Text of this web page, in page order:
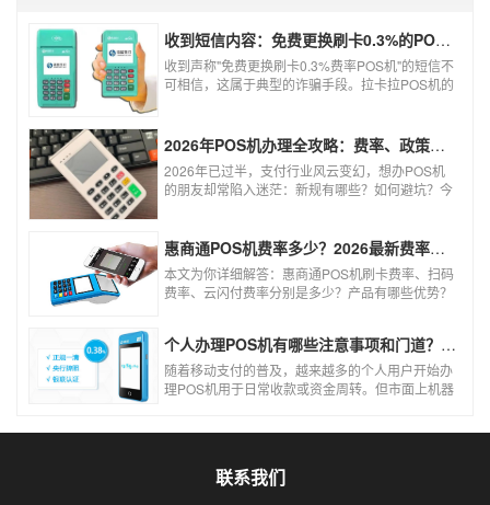
收到短信内容：免费更换刷卡0.3%的POS机，可以相信吗？
收到声称"免费更换刷卡0.3%费率POS机"的短信不
可相信，这属于典型的诈骗手段。拉卡拉POS机的
风险。以下结合权威信息分析原因及应对建议：2026年POS机办理全攻略：费率、政策、避坑一篇讲清
2026年已过半，支付行业风云变幻，想办POS机
的朋友却常陷入迷茫：新规有哪些？如何避坑？今
使用！
惠商通POS机费率多少？2026最新费率标准及办理全攻略
本文为你详细解答：惠商通POS机刷卡费率、扫码
费率、云闪付费率分别是多少？产品有哪些优势？
个人办理POS机有哪些注意事项和门道？（2026最新避坑指南）
随着移动支付的普及，越来越多的个人用户开始办
理POS机用于日常收款或资金周转。但市面上机器
联系我们